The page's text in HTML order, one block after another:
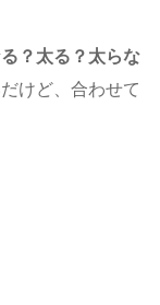
？太る？太らな
けど、合わせて